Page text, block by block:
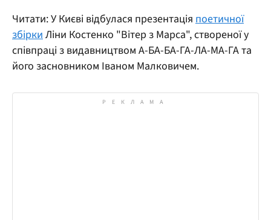
Читати: У Києві відбулася презентація поетичної
збіркиЛіни Костенко "Вітер з Марса", створеної у
співпраці з видавництвом А-БА-БА-ГА-ЛА-МА-ГА та
його засновником Іваном Малковичем.